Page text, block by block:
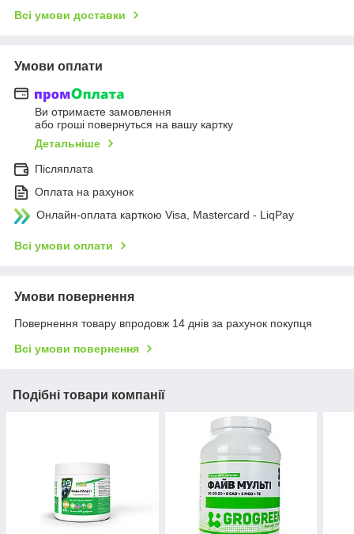
Всі умови доставки
Умови оплати
Ви отримаєте замовлення
або гроші повернуться на вашу картку
Детальніше
Післяплата
Оплата на рахунок
Онлайн-оплата карткою Visa, Mastercard - LiqPay
Всі умови оплати
Умови повернення
Повернення товару впродовж 14 днів за рахунок покупця
Всі умови повернення
Подібні товари компанії